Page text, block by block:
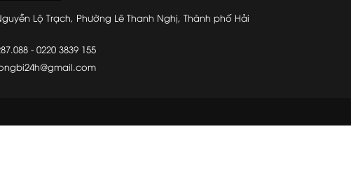
Lộ Trạch, Phường Lê Thanh Nghị, Thành phố Hải
- 0220 3839 155